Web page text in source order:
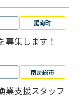
鋸南町
募集します！
南房総市
業支援スタッフ